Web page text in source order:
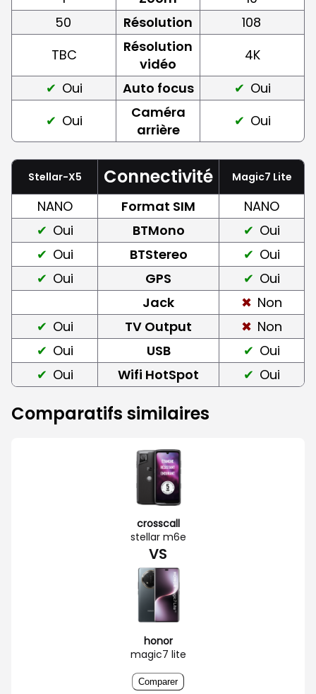
50
Résolution
108
TBC
Résolution
vidéo
4K
Oui
Auto focus
Oui
Oui
Caméra
arrière
Oui
Stellar-X5 Connectivité Magic7 Lite
NANO Format SIM
NANO
Oui
BTMono
Oui
Oui
BTStereo
Oui
Oui
GPS
Oui
Jack
Non
Oui
TV Output
Non
Oui
USB
Oui
Oui
Wifi HotSpot Oui
Comparatifs similaires
crosscall
stellar m6e
VS
honor
magic7 lite
Comparer